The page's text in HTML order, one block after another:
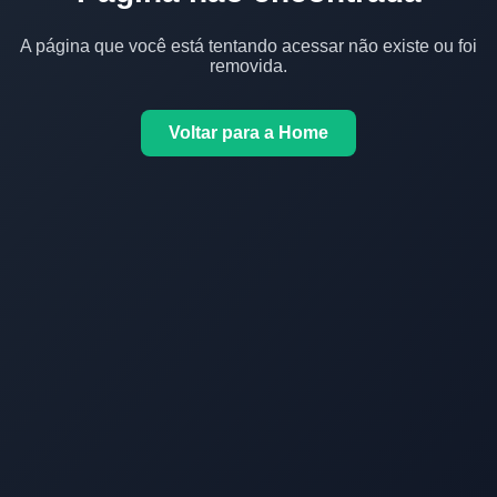
A página que você está tentando acessar não existe ou foi
removida.
Voltar para a Home